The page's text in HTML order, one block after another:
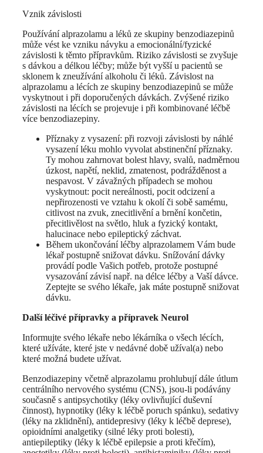
Vznik závislosti
Používání alprazolamu a léků ze skupiny benzodiazepinů
může vést ke vzniku návyku a emocionální/fyzické
závislosti k těmto přípravkům. Riziko závislosti se zvyšuje
s dávkou a délkou léčby; může být vyšší u pacientů se
sklonem k zneužívání alkoholu či léků. Závislost na
alprazolamu a lécích ze skupiny benzodiazepinů se může
vyskytnout i při doporučených dávkách. Zvýšené riziko
závislosti na lécích se projevuje i při kombinované léčbě
více benzodiazepiny.
Příznaky z vysazení: při rozvoji závislosti by náhlé
vysazení léku mohlo vyvolat abstinenční příznaky.
Ty mohou zahrnovat bolest hlavy, svalů, nadměrnou
úzkost, napětí, neklid, zmatenost, podrážděnost a
nespavost. V závažných případech se mohou
vyskytnout: pocit nereálnosti, pocit odcizení a
nepřirozenosti ve vztahu k okolí či sobě samému,
citlivost na zvuk, znecitlivění a brnění končetin,
přecitlivělost na světlo, hluk a fyzický kontakt,
halucinace nebo epileptický záchvat.
Během ukončování léčby alprazolamem Vám bude
lékař postupně snižovat dávku. Snížování dávky
provádí podle Vašich potřeb, protože postupné
vysazování závisí např. na délce léčby a Vaší dávce.
Zeptejte se svého lékaře, jak máte postupně snižovat
dávku.
Další léčivé přípravky a přípravek Neurol
Informujte svého lékaře nebo lékárníka o všech lécích,
které užíváte, které jste v nedávné době užíval(a) nebo
které možná budete užívat.
Benzodiazepiny včetně alprazolamu prohlubují dále útlum
centrálního nervového systému (CNS), jsou-li podávány
současně s antipsychotiky (léky ovlivňující duševní
činnost), hypnotiky (léky k léčbě poruch spánku), sedativy
(léky na zklidnění), antidepresivy (léky k léčbě deprese),
opioidními analgetiky (silné léky proti bolesti),
antiepileptiky (léky k léčbě epilepsie a proti křečím),